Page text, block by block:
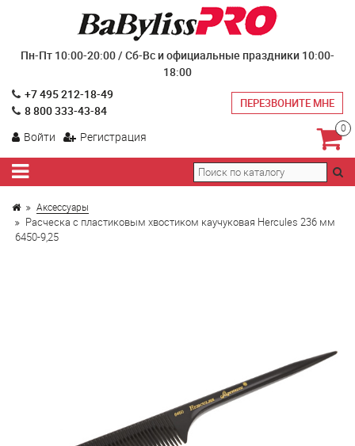
Пн-Пт 10:00-20:00 / Сб-Вс и официальные праздники 10:00-
18:00
+7 495 212-18-49
8 800 333-43-84
ПЕРЕЗВОНИТЕ МНЕ
Войти Регистрация
0
Аксессуары
Расческа с пластиковым хвостиком каучуковая Hercules 236 мм
6450-9,25